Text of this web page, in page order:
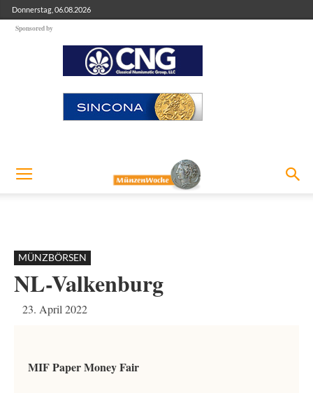
Donnerstag, 06.08.2026
Sponsored by
MÜNZBÖRSEN
NL-Valkenburg
23. April 2022
MIF Paper Money Fair